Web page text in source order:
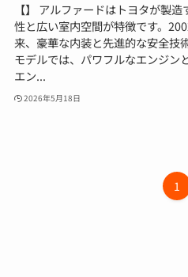
【】 アルファードはトヨタが製
性と広い室内空間が特徴です。
来、豪華な内装と先進的な安全技
モデルでは、パワフルなエンジン
エン...
2026年5月18日
1